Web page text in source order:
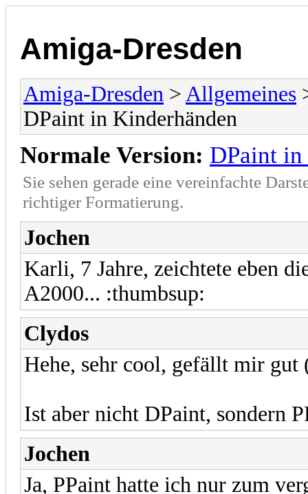
Amiga-Dresden
Amiga-Dresden > Allgemeines
DPaint in Kinderhänden
Normale Version: DPaint
Sie sehen gerade eine vereinfachte
richtiger Formatierung.
Jochen
Karli, 7 Jahre, zeichtete eben
A2000... :thumbsup:
Clydos
Hehe, sehr cool, gefällt mir
Ist aber nicht DPaint, sondern
Jochen
Ja, PPaint hatte ich nur zum